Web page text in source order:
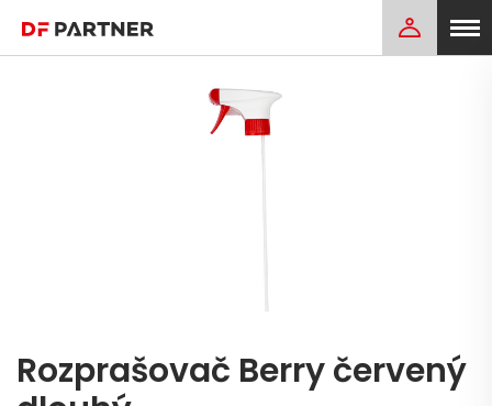
Rozprašovač Berry červený